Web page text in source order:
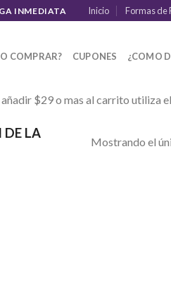
INMEDIATA Inicio Formas de
COMPRAR? CUPONES ¿COMO
$29 o mas al carrito utiliza
DE LA
Mostrando el